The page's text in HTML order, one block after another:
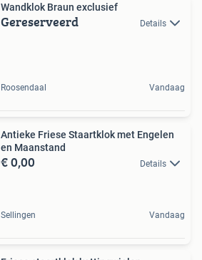
Wandklok Braun exclusief
Gereserveerd Details
Roosendaal Vandaag
Antieke Friese Staartklok met Engelen
en Maanstand
€ 0,00 Details
Sellingen Vandaag